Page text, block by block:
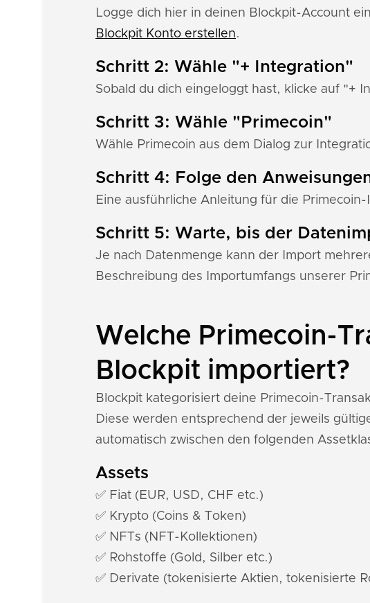
Logge dich hier in deinen Blockpit-Account
Blockpit Konto erstellen.
Schritt 2: Wähle "+ Integration"
Sobald du dich eingeloggt hast, klicke auf "+
Schritt 3: Wähle "Primecoin"
Wähle Primecoin aus dem Dialog zur
Schritt 4: Folge den
Eine ausführliche Anleitung für die
Schritt 5: Warte, bis der
Je nach Datenmenge kann der Import
Beschreibung des Importumfangs unserer
Welche Primecoin-
Blockpit importiert?
Blockpit kategorisiert deine Primecoin-
Diese werden entsprechend der jeweils
automatisch zwischen den folgenden
Assets
✅ Fiat (EUR, USD, CHF etc.)
✅ Krypto (Coins & Token)
✅ NFTs (NFT-Kollektionen)
✅ Rohstoffe (Gold, Silber etc.)
✅ Derivate (tokenisierte Aktien, tokenisierte